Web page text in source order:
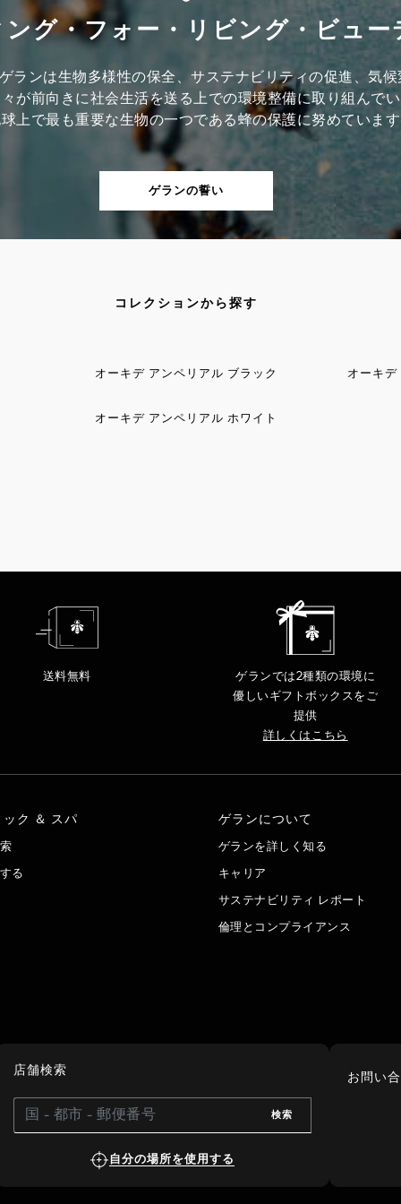
ング・フォー・リビング・ビュー
ランは生物多様性の保全、サステナビリティの促進、気候
が前向きに社会生活を送る上での環境整備に取り組んで
上で最も重要な生物の一つである蜂の保護に努めています
ゲランの誓い
コレクションから探す
オーキデ アンペリアル ブラック オーキデ
オーキデ アンペリアル ホワイト
送料無料
ゲランでは2種類の環境に
優しいギフトボックスをご
提供
詳しくはこちら
ック ＆ スパ
る
ゲランについて
ゲランを詳しく知る
キャリア
サステナビリティ レポート
倫理とコンプライアンス
店舗検索
検索
自分の場所を使用する
お問い